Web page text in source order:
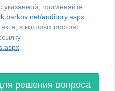
указанной, применяйте
auditory.aspx
в которых состоят
решения вопроса